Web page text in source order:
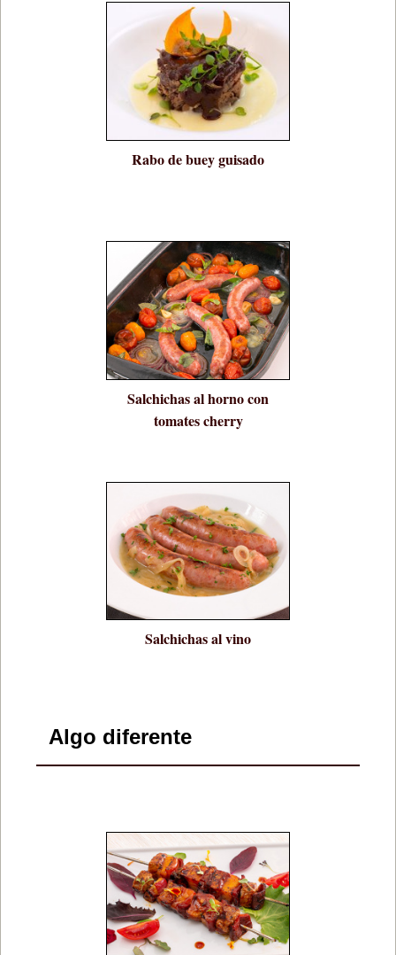
Rabo de buey guisado
Salchichas al horno con
tomates cherry
Salchichas al vino
Algo diferente